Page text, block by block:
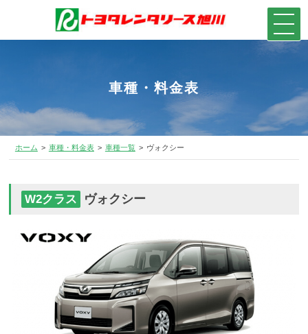
車種・料金表
ホーム 車種・料金表 車種一覧 ヴォクシー
W2クラス ヴォクシー